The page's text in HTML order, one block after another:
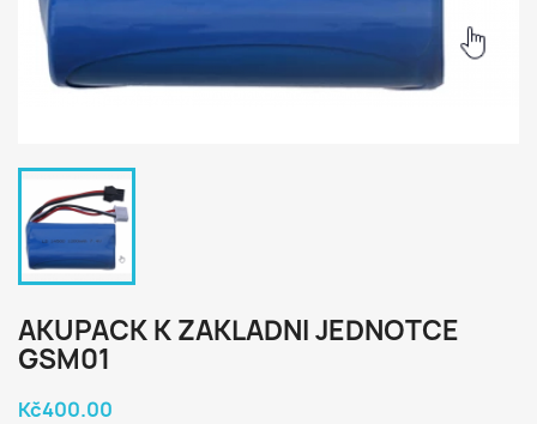
AKUPACK K ZAKLADNI JEDNOTCE
GSM01
Kč400.00